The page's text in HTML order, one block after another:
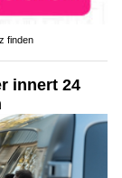
finden
innert 24